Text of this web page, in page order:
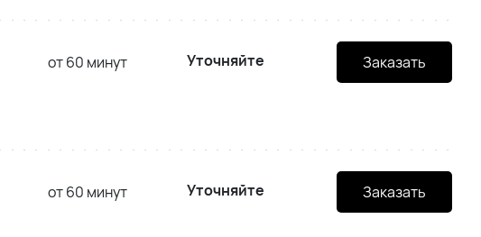
от 60 минут Уточняйте Заказать
от 60 минут Уточняйте Заказать